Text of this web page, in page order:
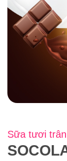
Sữa tươi